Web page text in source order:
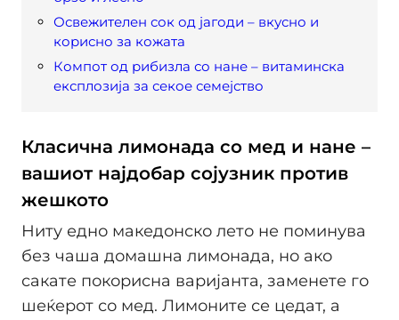
Освежителен сок од јагоди – вкусно и
корисно за кожата
Компот од рибизла со нане – витаминска
експлозија за секое семејство
Класична лимонада со мед и нане –
вашиот најдобар сојузник против
жешкото
Ниту едно македонско лето не поминува
без чаша домашна лимонада, но ако
сакате покорисна варијанта, заменете го
шеќерот со мед. Лимоните се цедат, а